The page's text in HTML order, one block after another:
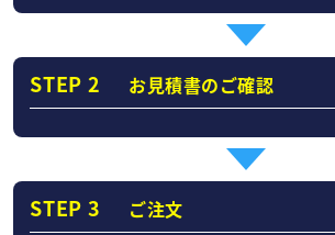
STEP 2 お見積書のご確認
STEP 3 ご注文